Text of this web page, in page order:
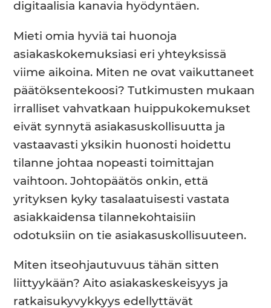
digitaalisia kanavia hyödyntäen.
Mieti omia hyviä tai huonoja
asiakaskokemuksiasi eri yhteyksissä
viime aikoina. Miten ne ovat vaikuttaneet
päätöksentekoosi? Tutkimusten mukaan
irralliset vahvatkaan huippukokemukset
eivät synnytä asiakasuskollisuutta ja
vastaavasti yksikin huonosti hoidettu
tilanne johtaa nopeasti toimittajan
vaihtoon. Johtopäätös onkin, että
yrityksen kyky tasalaatuisesti vastata
asiakkaidensa tilannekohtaisiin
odotuksiin on tie asiakasuskollisuuteen.
Miten itseohjautuvuus tähän sitten
liittyykään? Aito asiakaskeskeisyys ja
ratkaisukyvykkyys edellyttävät